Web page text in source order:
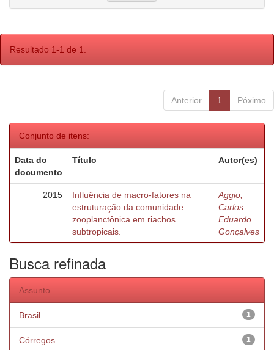
Resultado 1-1 de 1.
Anterior 1 Póximo
Conjunto de itens:
Data do
documento
Título Autor(es)
2015
Influência de macro-fatores na
estruturação da comunidade
zooplanctônica em riachos
subtropicais.
Aggio,
Carlos
Eduardo
Gonçalves
Busca refinada
Assunto
1
Brasil.
1
Córregos